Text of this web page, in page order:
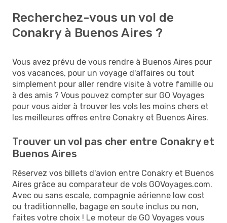
Recherchez-vous un vol de
Conakry à Buenos Aires ?
Vous avez prévu de vous rendre à Buenos Aires pour
vos vacances, pour un voyage d'affaires ou tout
simplement pour aller rendre visite à votre famille ou
à des amis ? Vous pouvez compter sur GO Voyages
pour vous aider à trouver les vols les moins chers et
les meilleures offres entre Conakry et Buenos Aires.
Trouver un vol pas cher entre Conakry et
Buenos Aires
Réservez vos billets d'avion entre Conakry et Buenos
Aires grâce au comparateur de vols GOVoyages.com.
Avec ou sans escale, compagnie aérienne low cost
ou traditionnelle, bagage en soute inclus ou non,
faites votre choix ! Le moteur de GO Voyages vous